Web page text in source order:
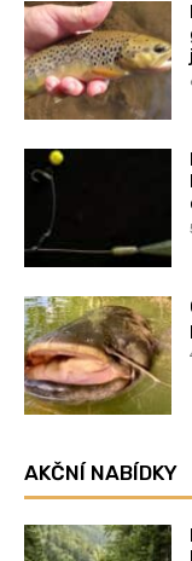
AKČNÍ NABÍDKY